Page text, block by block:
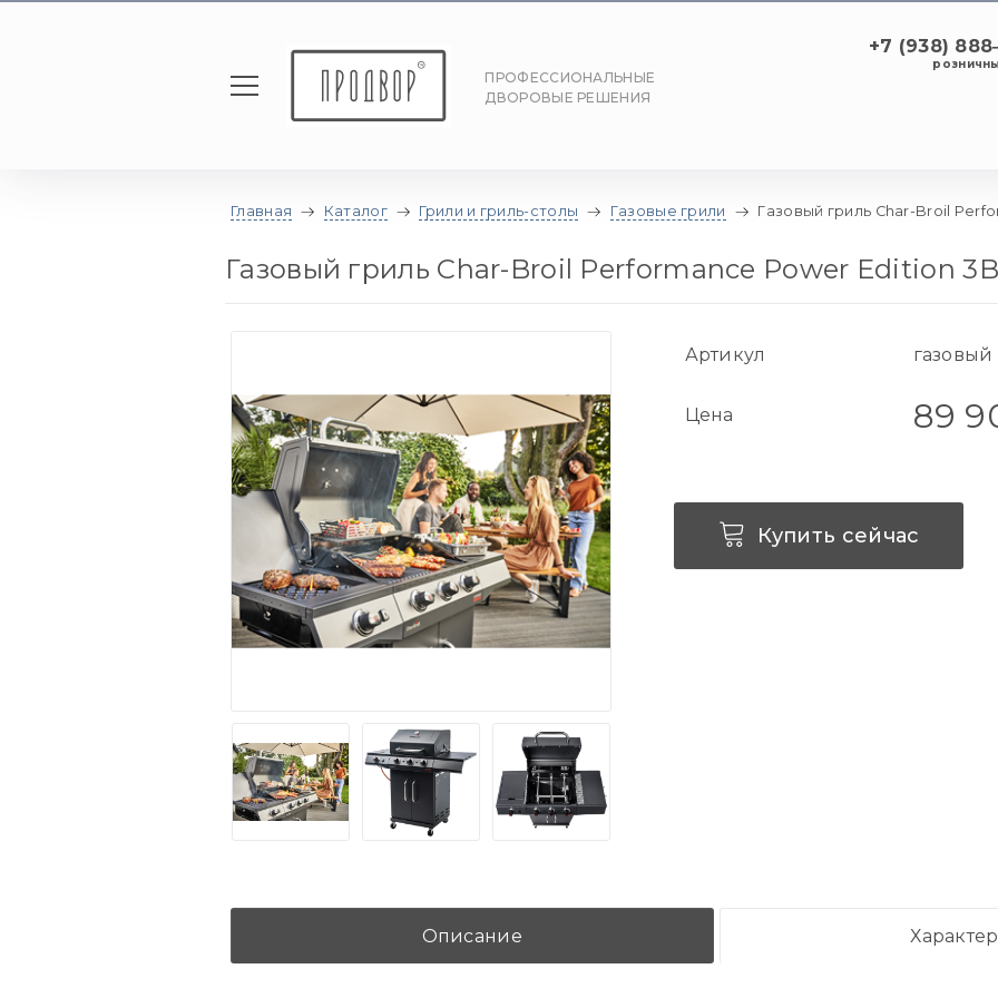
ПРОФЕССИОНАЛЬНЫЕ
ДВОРОВЫЕ РЕШЕНИЯ
+7 (938)
Главная Каталог Грили и гриль-столы Газовые грили Газовый гриль Char-Broil
Газовый гриль Char-Broil Performance Power Edition 3B
Артикул газовый
Цена 89
Купить сейчас
Описание